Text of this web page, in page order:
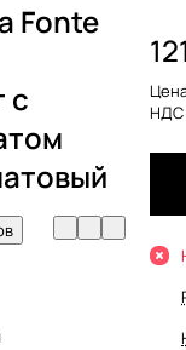
Fonte
с
НДС